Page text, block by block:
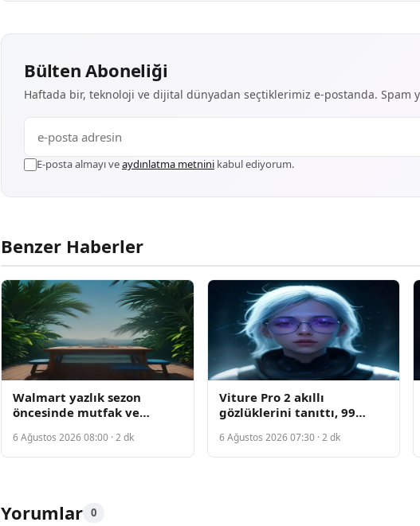
Bülten Aboneliği
Haftada bir, teknoloji ve dijital dünyadan seçtiklerimiz e-postanda. Spam
E-posta almayı veaydınlatma metnini kabul ediyorum.
Benzer Haberler
Walmart yazlık sezon
öncesinde mutfak ve
büyük indirim sunuyor
6 Ağustos 2026 08:00 · 2 dk
Viture Pro 2 akıllı
gözlüklerini tanıttı, 99
birlikte
6 Ağustos 2026 07:30 · 2 dk
Yorumlar 0